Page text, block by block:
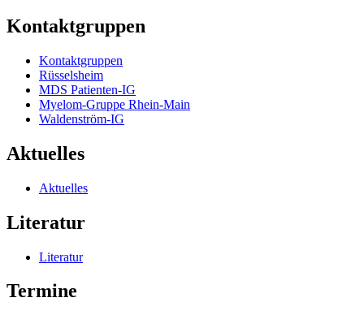
Kontaktgruppen
Kontaktgruppen
Rüsselsheim
MDS Patienten-IG
Myelom-Gruppe Rhein-Main
Waldenström-IG
Aktuelles
Aktuelles
Literatur
Literatur
Termine